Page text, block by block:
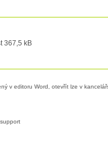
367,5 kB
v editoru Word, otevřít lze v